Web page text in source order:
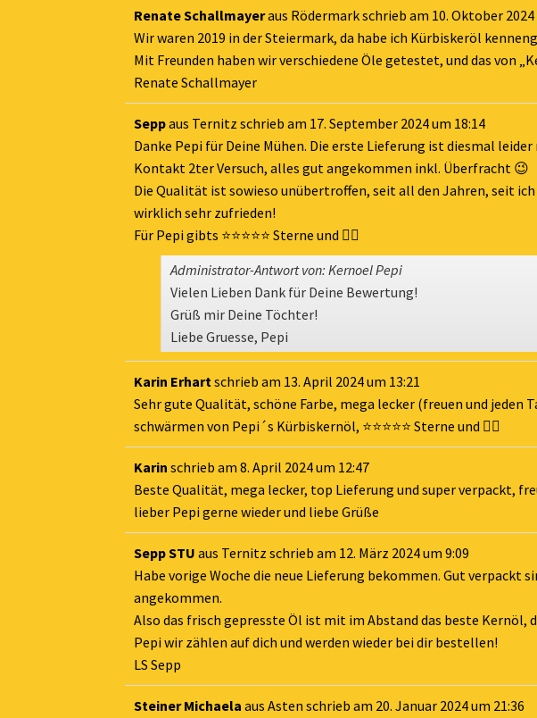
Renate Schallmayeraus Rödermarkschrieb am 10. Oktober 2024
Wir waren 2019 in der Steiermark, da habe ich Kürbiskeröl
Mit Freunden haben wir verschiedene Öle getestet, und das von
Renate Schallmayer
Seppaus Ternitz schrieb am 17. September 2024um 18:14
Danke Pepi für Deine Mühen. Die erste Lieferung ist diesmal
Kontakt 2ter Versuch, alles gut angekommen inkl. Überfracht 😉
Die Qualität ist sowieso unübertroffen, seit all den Jahren, seit
wirklich sehr zufrieden!
Für Pepi gibts ⭐️⭐️⭐️⭐️⭐️ Sterne und 👍🏻
Administrator-Antwort von: Kernoel Pepi
Vielen Lieben Dank für Deine Bewertung!
Grüß mir Deine Töchter!
Liebe Gruesse, Pepi
Karin Erhartschrieb am 13. April 2024um 13:21
Sehr gute Qualität, schöne Farbe, mega lecker (freuen und jeden
schwärmen von Pepi´s Kürbiskernöl, ⭐️⭐️⭐️⭐️⭐️ Sterne und 👍🏻
Karinschrieb am 8. April 2024um 12:47
Beste Qualität, mega lecker, top Lieferung und super verpackt,
lieber Pepi gerne wieder und liebe Grüße
Sepp STUaus Ternitz schrieb am 12. März 2024um 9:09
Habe vorige Woche die neue Lieferung bekommen. Gut verpackt
angekommen.
Also das frisch gepresste Öl ist mit im Abstand das beste Kernöl,
Pepi wir zählen auf dich und werden wieder bei dir bestellen!
LS Sepp
Steiner Michaelaaus Asten schrieb am 20. Januar 2024um 21:36